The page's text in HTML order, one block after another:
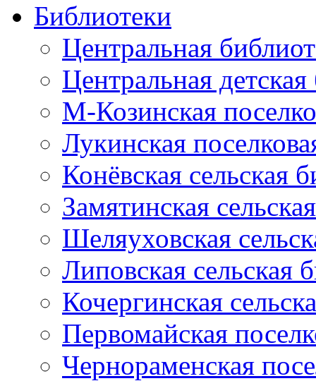
Библиотеки
Центральная
Центральная
М-Козинская
Лукинская
Конёвская сельская
Замятинская
Шеляуховская
Липовская сельская
Кочергинская
Первомайская
Чернораменская